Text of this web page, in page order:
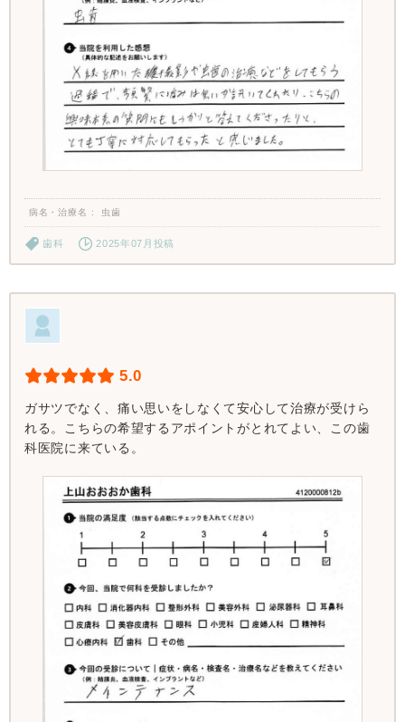
病名・治療名 虫歯
歯科 2025年07月投稿
5.0
ガサツでなく、痛い思いをしなくて安心して治療が受けら
れる。こちらの希望するアポイントがとれてよい、この歯
科医院に来ている。